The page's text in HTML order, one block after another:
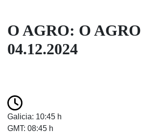
O AGRO: O AGRO
04.12.2024
Galicia: 10:45 h
GMT: 08:45 h